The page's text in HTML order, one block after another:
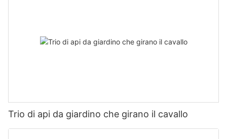
Trio di api da giardino che girano il cavallo